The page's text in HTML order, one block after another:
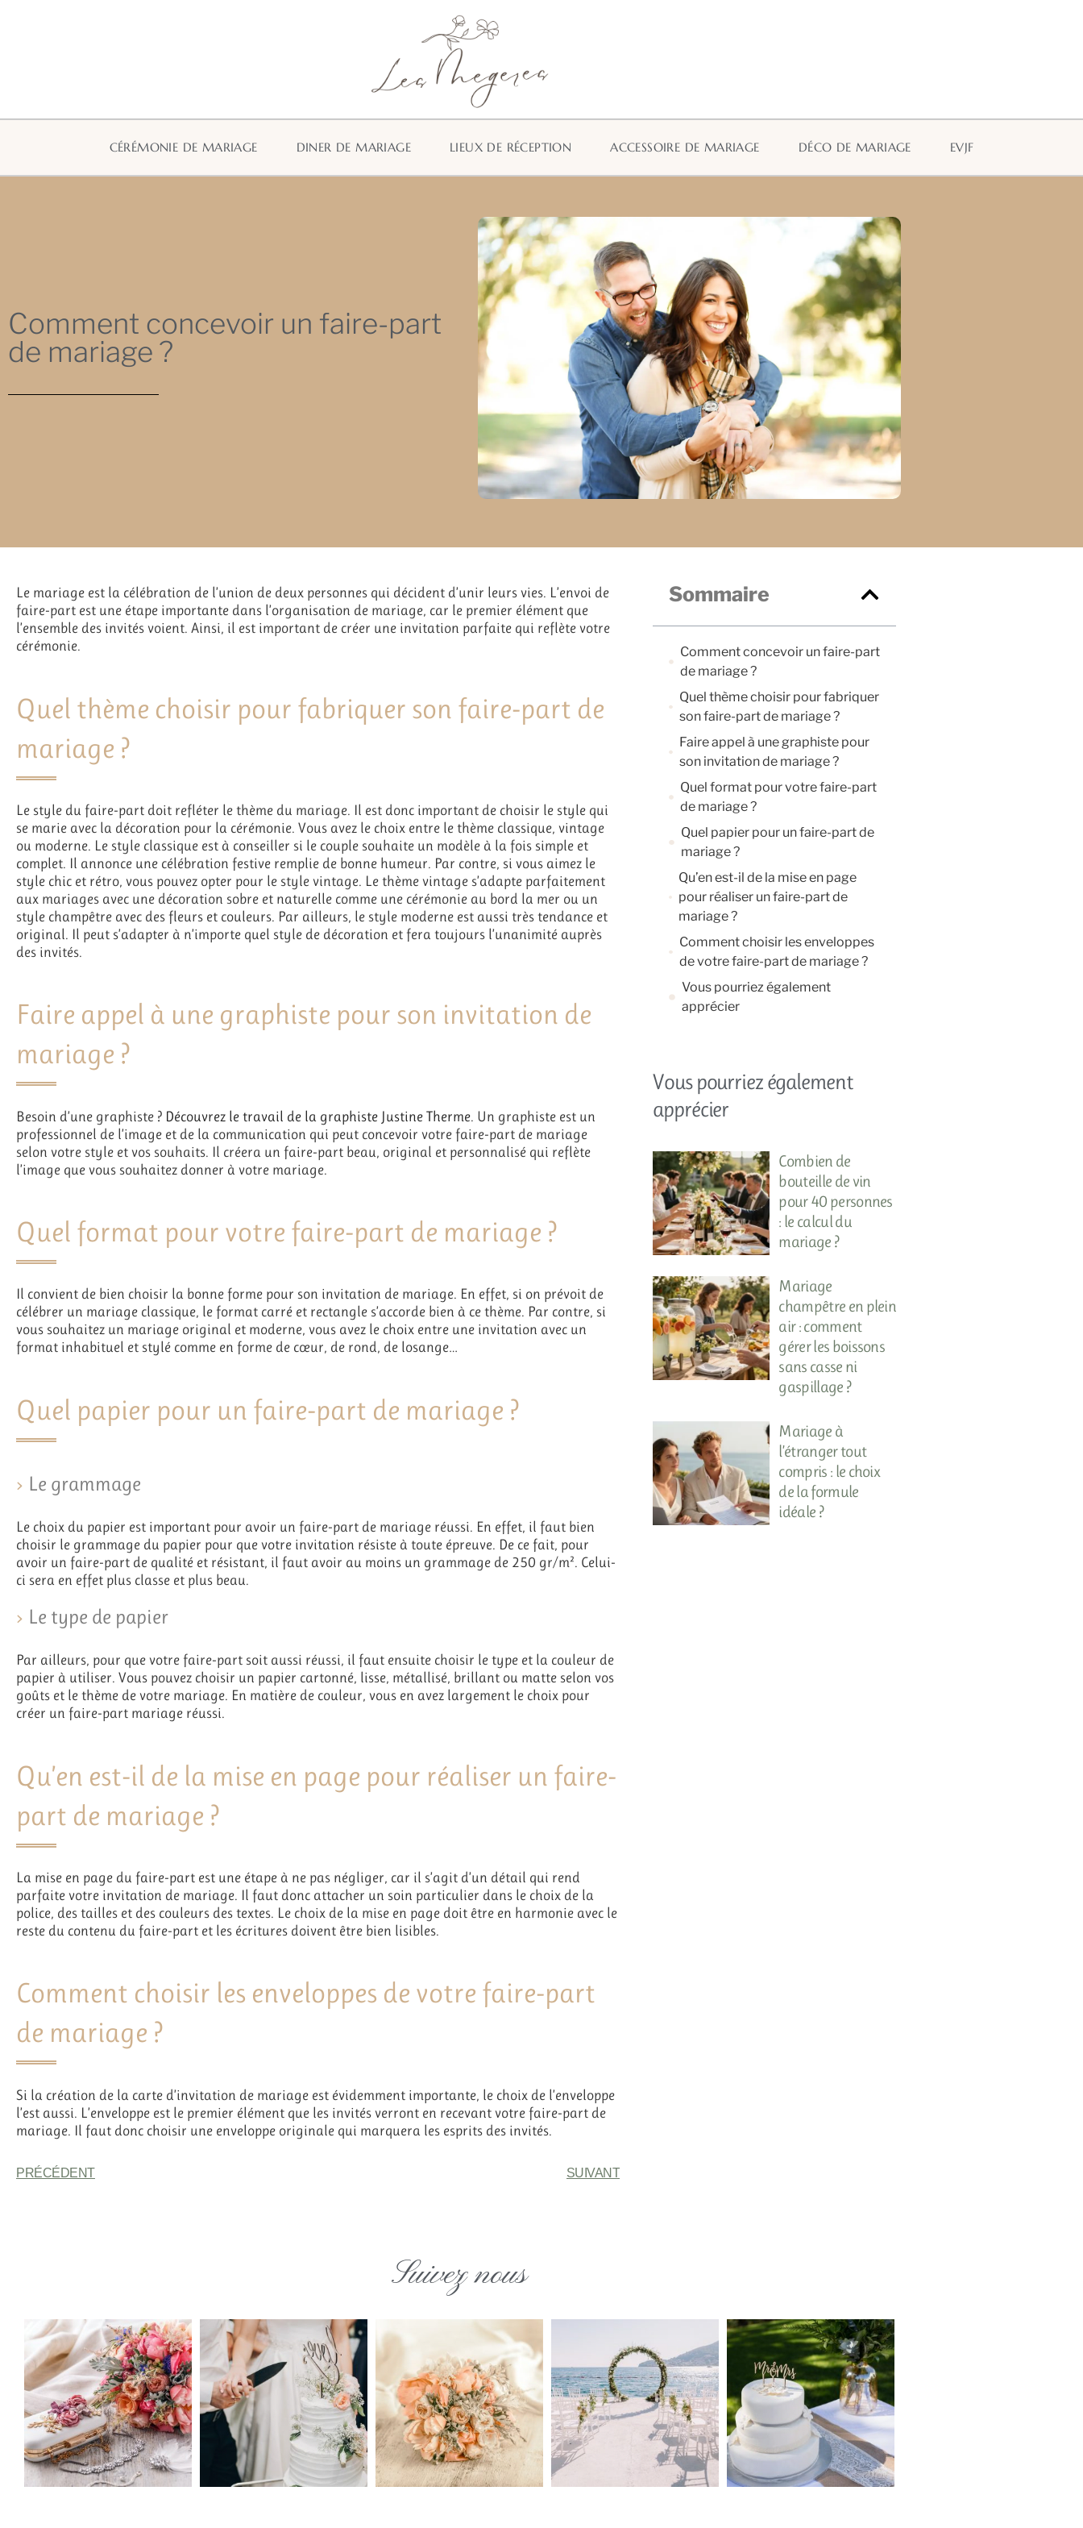
CÉRÉMONIE DE MARIAGE DINER DE MARIAGE LIEUX DE RÉCEPTION ACCESSOIRE DE MARIAGE DÉCO DE MARIAGE EVJF
Comment concevoir un faire-part
de mariage ?
Le mariage est la célébration de l’union de deux personnes qui décident d’unir leurs vies. L’envoi de
faire-part est une étape importante dans l’organisation de mariage, car le premier élément que
l’ensemble des invités voient. Ainsi, il est important de créer une invitation parfaite qui reflète votre
cérémonie.
Quel thème choisir pour fabriquer son faire-part de
mariage ?
Le style du faire-part doit refléter le thème du mariage. Il est donc important de choisir le style qui
se marie avec la décoration pour la cérémonie. Vous avez le choix entre le thème classique, vintage
ou moderne. Le style classique est à conseiller si le couple souhaite un modèle à la fois simple et
complet. Il annonce une célébration festive remplie de bonne humeur. Par contre, si vous aimez le
style chic et rétro, vous pouvez opter pour le style vintage. Le thème vintage s’adapte parfaitement
aux mariages avec une décoration sobre et naturelle comme une cérémonie au bord la mer ou un
style champêtre avec des fleurs et couleurs. Par ailleurs, le style moderne est aussi très tendance et
original. Il peut s’adapter à n’importe quel style de décoration et fera toujours l’unanimité auprès
des invités.
Faire appel à une graphiste pour son invitation de
mariage ?
Besoin d’une graphiste ? Découvrez le travail de la graphiste Justine Therme. Un graphiste est un
professionnel de l’image et de la communication qui peut concevoir votre faire-part de mariage
selon votre style et vos souhaits. Il créera un faire-part beau, original et personnalisé qui reflète
l’image que vous souhaitez donner à votre mariage.
Quel format pour votre faire-part de mariage ?
Il convient de bien choisir la bonne forme pour son invitation de mariage. En effet, si on prévoit de
célébrer un mariage classique, le format carré et rectangle s’accorde bien à ce thème. Par contre, si
vous souhaitez un mariage original et moderne, vous avez le choix entre une invitation avec un
format inhabituel et stylé comme en forme de cœur, de rond, de losange…
Quel papier pour un faire-part de mariage ?
Le grammage
Le choix du papier est important pour avoir un faire-part de mariage réussi. En effet, il faut bien
choisir le grammage du papier pour que votre invitation résiste à toute épreuve. De ce fait, pour
avoir un faire-part de qualité et résistant, il faut avoir au moins un grammage de 250 gr/m². Celui-
ci sera en effet plus classe et plus beau.
Le type de papier
Par ailleurs, pour que votre faire-part soit aussi réussi, il faut ensuite choisir le type et la couleur de
papier à utiliser. Vous pouvez choisir un papier cartonné, lisse, métallisé, brillant ou matte selon vos
goûts et le thème de votre mariage. En matière de couleur, vous en avez largement le choix pour
créer un faire-part mariage réussi.
Qu’en est-il de la mise en page pour réaliser un faire-
part de mariage ?
La mise en page du faire-part est une étape à ne pas négliger, car il s’agit d’un détail qui rend
parfaite votre invitation de mariage. Il faut donc attacher un soin particulier dans le choix de la
police, des tailles et des couleurs des textes. Le choix de la mise en page doit être en harmonie avec le
reste du contenu du faire-part et les écritures doivent être bien lisibles.
Comment choisir les enveloppes de votre faire-part
de mariage ?
Si la création de la carte d’invitation de mariage est évidemment importante, le choix de l’enveloppe
l’est aussi. L’enveloppe est le premier élément que les invités verront en recevant votre faire-part de
mariage. Il faut donc choisir une enveloppe originale qui marquera les esprits des invités.
PRÉCÉDENT SUIVANT
Sommaire
Comment concevoir un faire-part
de mariage ?
Quel thème choisir pour fabriquer
son faire-part de mariage ?
Faire appel à une graphiste pour
son invitation de mariage ?
Quel format pour votre faire-part
de mariage ?
Quel papier pour un faire-part de
mariage ?
Qu’en est-il de la mise en page
pour réaliser un faire-part de
mariage ?
Comment choisir les enveloppes
de votre faire-part de mariage ?
Vous pourriez également
apprécier
Vous pourriez également
apprécier
Combien de
bouteille de vin
pour 40 personnes
: le calcul du
mariage ?
Mariage
champêtre en plein
air : comment
gérer les boissons
sans casse ni
gaspillage ?
Mariage à
l’étranger tout
compris : le choix
de la formule
idéale ?
Suivez nous